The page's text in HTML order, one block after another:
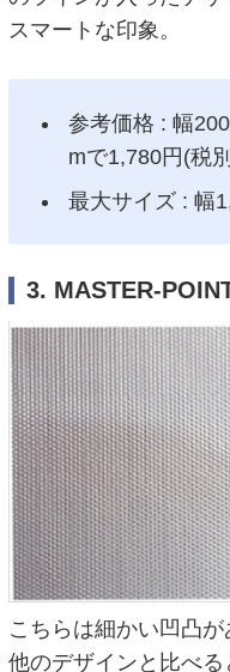
スマートな印象。
参考価格 : 幅
mで1,780円(税
最大サイズ : 幅
3. MASTER-
こちらは細かい凹凸が
他のデザインと比べる